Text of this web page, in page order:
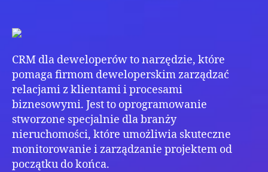
CRM dla deweloperów to narzędzie, które
pomaga firmom deweloperskim zarządzać
relacjami z klientami i procesami
biznesowymi. Jest to oprogramowanie
stworzone specjalnie dla branży
nieruchomości, które umożliwia skuteczne
monitorowanie i zarządzanie projektem od
początku do końca.